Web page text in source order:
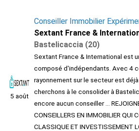
5 août
Conseiller Immobilier
Sextant France &
Bastelicaccia (20)
Sextant France & International est
composé d'indépendants. Avec 4
rayonnement sur le secteur est
cherchons à le consolider à
encore aucun conseiller ...
CONSEILLERS EN IMMOBILIER QUI
CLASSIQUE ET INVESTISSEMENT